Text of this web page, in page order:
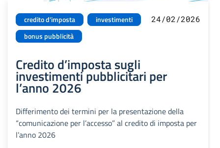
credito d'imposta
investimenti
bonus pubblicità
24/02/2026
Credito d’imposta sugli
investimenti pubblicitari per
l’anno 2026
Differimento dei termini per la presentazione della
“comunicazione per l’accesso” al credito di imposta per
l’anno 2026